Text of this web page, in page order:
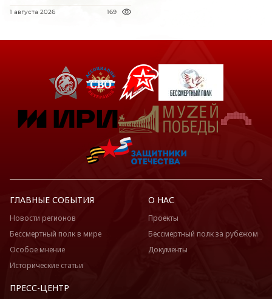
1 августа 2026 169
ГЛАВНЫЕ СОБЫТИЯ
Новости регионов
Бессмертный полк в мире
Особое мнение
Исторические статьи
О НАС
Проекты
Бессмертный полк за рубежом
Документы
ПРЕСС-ЦЕНТР